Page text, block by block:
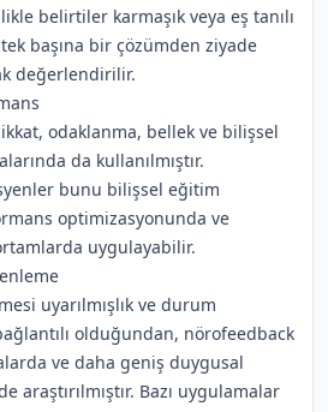
belirtiler karmaşık veya eş tanılı
başına bir çözümden ziyade
değerlendirilir.
odaklanma, bellek ve bilişsel
da kullanılmıştır.
bunu bilişsel eğitim
optimizasyonunda ve
uygulayabilir.
uyarılmışlık ve durum
olduğundan, nörofeedback
ve daha geniş duygusal
araştırılmıştır. Bazı uygulamalar